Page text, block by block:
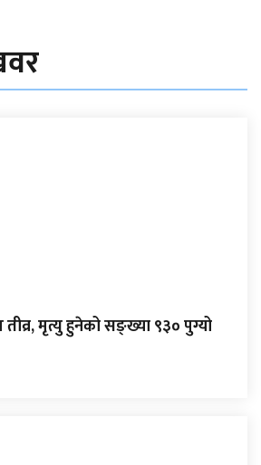
तीव्र, मृत्यु हुनेको सङ्ख्या ९३० पुग्यो